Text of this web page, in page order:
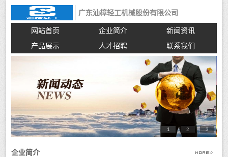
广东汕樟轻工机械股份有限公司
网站首页 企业简介
新闻资讯
产品展示
人才招聘 联系我们
1 2 3
企业简介